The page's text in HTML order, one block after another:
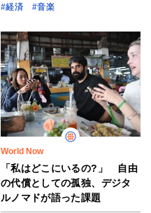
#経済
#音楽
World Now
「私はどこにいるの?」 自由
の代償としての孤独、デジタ
ルノマドが語った課題